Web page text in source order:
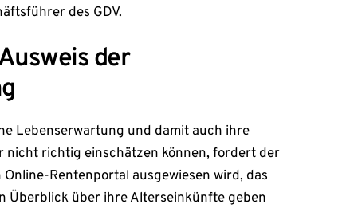
des GDV.
der
Lebenserwartung und damit auch ihre
nicht richtig einschätzen können, fordert der
Online-Rentenportal ausgewiesen wird, das
Überblick über ihre Alterseinkünfte geben